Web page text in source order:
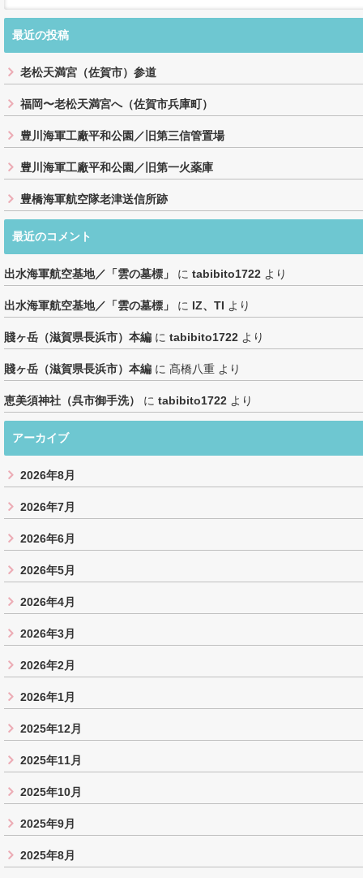
最近の投稿
老松天満宮（佐賀市）参道
福岡〜老松天満宮へ（佐賀市兵庫町）
豊川海軍工廠平和公園／旧第三信管置場
豊川海軍工廠平和公園／旧第一火薬庫
豊橋海軍航空隊老津送信所跡
最近のコメント
出水海軍航空基地／「雲の墓標」 に tabibito1722 より
出水海軍航空基地／「雲の墓標」 に IZ、TI より
賤ヶ岳（滋賀県長浜市）本編 に tabibito1722 より
賤ヶ岳（滋賀県長浜市）本編 に 髙橋八重 より
恵美須神社（呉市御手洗） に tabibito1722 より
アーカイブ
2026年8月
2026年7月
2026年6月
2026年5月
2026年4月
2026年3月
2026年2月
2026年1月
2025年12月
2025年11月
2025年10月
2025年9月
2025年8月